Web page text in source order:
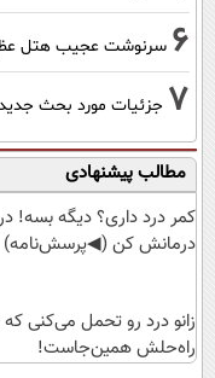
6 سرنوشت عجیب هتل
7 جزئیات مورد بحث
مطالب پیشنهادی
کمر درد داری؟ دیگه بسه!
درمانش کن (◀پرسش‌نامه)
زانو درد رو تحمل می‌کنی
راه‌حلش همین‌جاست!